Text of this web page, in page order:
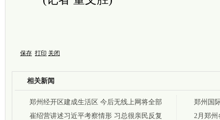
保存 打印 关闭
相关新闻
郑州经开区建成生活区 今后无线上网将全部
免费
崔绍营讲述习近平考察情形 习总很亲民反复
郑州国
元
2月郑州